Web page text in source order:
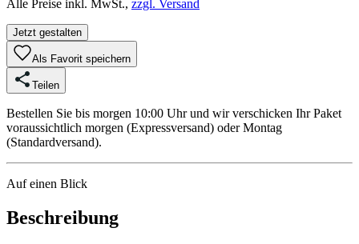
Alle Preise inkl. MwSt., zzgl. Versand
Jetzt gestalten
Als Favorit speichern
Teilen
Bestellen Sie bis morgen 10:00 Uhr und wir verschicken Ihr Paket
voraussichtlich morgen (Expressversand) oder Montag
(Standardversand).
Auf einen Blick
Beschreibung